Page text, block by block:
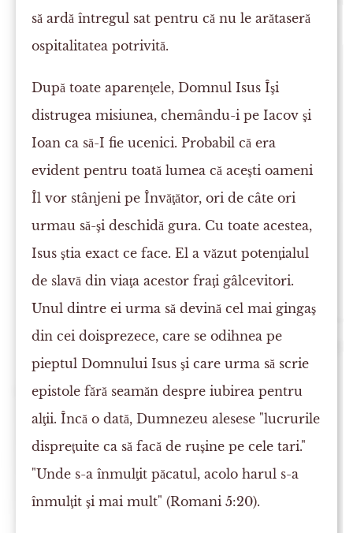
să ardă întregul sat pentru că nu le arătaseră
ospitalitatea potrivită.
După toate aparenţele, Domnul Isus Îşi
distrugea misiunea, chemându-i pe Iacov şi
Ioan ca să-I fie ucenici. Probabil că era
evident pentru toată lumea că aceşti oameni
Îl vor stânjeni pe Învăţător, ori de câte ori
urmau să-şi deschidă gura. Cu toate acestea,
Isus ştia exact ce face. El a văzut potenţialul
de slavă din viaţa acestor fraţi gâlcevitori.
Unul dintre ei urma să devină cel mai gingaş
din cei doisprezece, care se odihnea pe
pieptul Domnului Isus şi care urma să scrie
epistole fără seamăn despre iubirea pentru
alţii. Încă o dată, Dumnezeu alesese "lucrurile
dispreţuite ca să facă de ruşine pe cele tari."
"Unde s-a înmulţit păcatul, acolo harul s-a
înmulţit şi mai mult" (Romani 5:20).